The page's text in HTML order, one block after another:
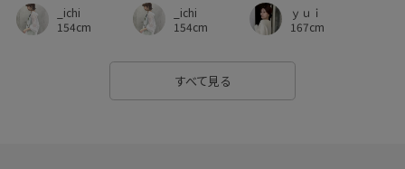
涼しげ 着心地が良い 美easy 美easy_linen_ALL
美easyリネンライク 美シルエット 薄手
靴下
_ichi
154cm
_ichi
154cm
ｙｕｉ
167cm
すべて見る